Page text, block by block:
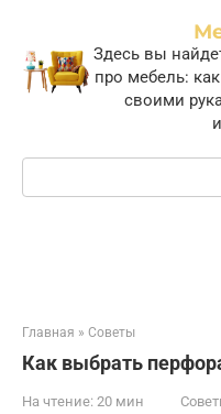
контенту
Здесь вы
про мебель:
своими
Поиск:
Главная » Советы
Как выбрать
На чтение: 20 мин